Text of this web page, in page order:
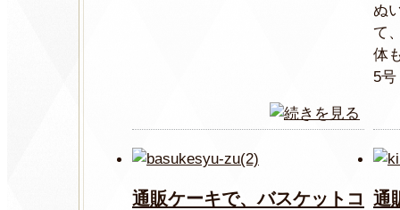
ぬ
て
体
5
通販ケーキで、バスケットコ 通